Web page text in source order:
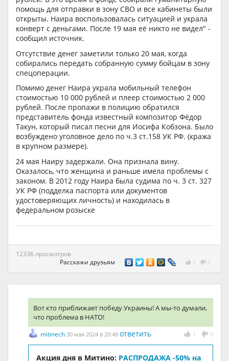
помощь для отправки в зону СВО и все кабинеты были
открыты. Наира воспользовалась ситуацией и украла
конверт с деньгами. После 19 мая её никто не видел" -
сообщил источник.
Отсутствие денег заметили только 20 мая, когда
собирались передать собранную сумму бойцам в зону
спецоперации.
Помимо денег Наира украла мобильный телефон
стоимостью 10 000 рублей и плеер стоимостью 2 000
рублей. После пропажи в полицию обратился
представитель фонда известный композитор Фёдор
Такун, который писал песни для Иосифа Кобзона. Было
возбуждено уголовное дело по ч.3 ст.158 УК РФ. (кража
в крупном размере).
24 мая Наиру задержали. Она признала вину.
Оказалось, что женщина и раньше имела проблемы с
законом. В 2012 году Наира была судима по ч. 3 ст. 327
УК РФ (подделка паспорта или документов
удостоверяющих личность) и находилась в
федеральном розыске
12336 просмотров
Расскажи друзьям
1 0
Вот кто приближает победу Украины! А мы-то думали,
что проблема в НАТО!
1 0
mitinech 30 мая 2024 в 20:48 ответить
Акция дня в Митино: РАСПРОДАЖА -50% на